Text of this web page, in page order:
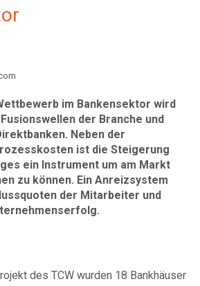
im Bankensektor wird
der Branche und
Neben der
ist die Steigerung
ein Instrument um am Markt
zu können. Ein Anreizsystem
der Mitarbeiter und
des TCW wurden 18 Bankhäuser